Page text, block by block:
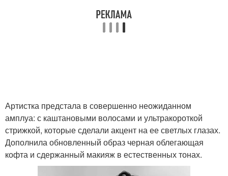
Артистка предстала в совершенно неожиданном
амплуа: с каштановыми волосами и ультракороткой
стрижкой, которые сделали акцент на ее светлых глазах.
Дополнила обновленный образ черная облегающая
кофта и сдержанный макияж в естественных тонах.